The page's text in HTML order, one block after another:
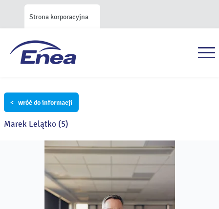
Strona korporacyjna
< wróć do informacji
Marek Lelątko (5)